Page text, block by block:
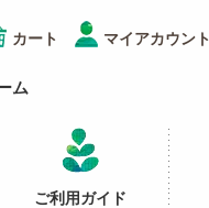
カート マイアカウント
ム
ご利用ガイド